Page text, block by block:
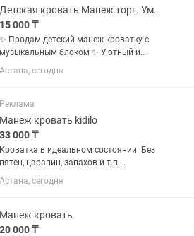
договориться
Детская кровать Манеж торг. Уместен
15 000 ₸
✨ Продам детский манеж-кроватку с
музыкальным блоком ✨ Уютный и
удобный манеж-кроватка для вашего
малыша 🧸 Подходит как для сна, так и
практичный в...
Астана, сегодня
Реклама
Манеж кровать kidilo
33 000 ₸
Кроватка в идеальном состоянии. Без
пятен, царапин, запахов и т.п.
Пользовались 3 месяца, имеется чек с
датой, коробка. Покупали как
Лаконичная, практичная, очень
удобная....
Астана, сегодня
Манеж кровать
20 000 ₸